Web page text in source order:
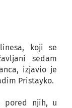
koji se
sedam
izjavio je
Pristayko.
pored njih, u